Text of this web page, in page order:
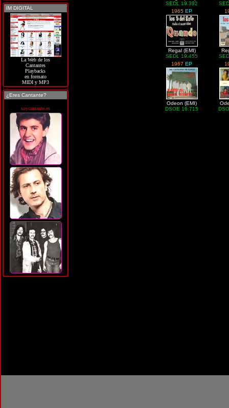
IM DIGITAL
La Web de los
Cantantes
Playbacks
en formato
MIDI y MP3
¿Eres Cantante?
soycantante.es
SEDL 19.392
1965EP
Regal (EMI)
SEDL 19.455
1967EP
Odeon (EMI)
DSOE 16.715